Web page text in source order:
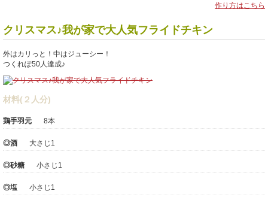
作り方はこちら
クリスマス♪我が家で大人気フライドチキン
外はカリっと！中はジューシー！
つくれぽ50人達成♪
材料(２人分)
鶏手羽元 8本
◎酒 大さじ1
◎砂糖 小さじ1
◎塩 小さじ1